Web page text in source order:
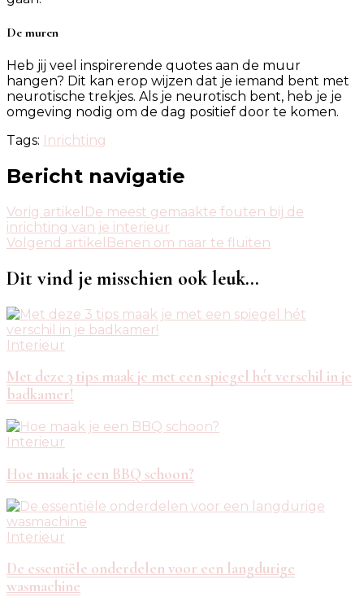
De muren
Heb jij veel inspirerende quotes aan de muur
hangen? Dit kan erop wijzen dat je iemand bent met
neurotische trekjes. Als je neurotisch bent, heb je je
omgeving nodig om de dag positief door te komen.
Tags: Inrichting
Bericht navigatie
Vorig artikel De meest gemaakte fouten bij de
inrichting van je interieur
Volgend artikel Benen om naar te fluiten
Dit vind je misschien ook leuk...
Interieur
Met deze 3 tips maak je met een spiegel hét verschil in je
badkamer!
Interieur
Hoe maak je een BBQ schoon?
Interieur
De essentiële onderdelen voor een langdurige
wasmachine